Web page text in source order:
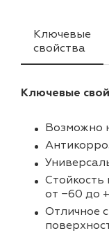
Ключевые
свойства
Ключевые
Возможно
Стойкость
от −60 до
Отличное